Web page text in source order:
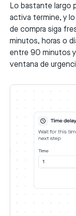
Lo bastante largo
activa termine, y
de compra siga
minutos, horas o
entre 90 minutos y
ventana de